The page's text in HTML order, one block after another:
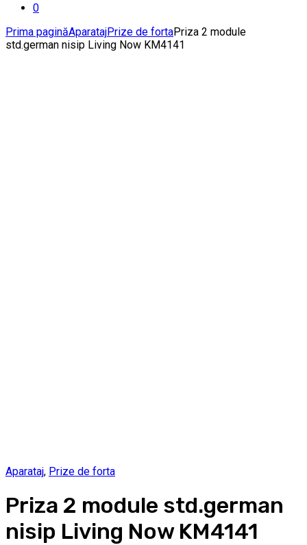
0
Prima paginăAparatajPrize de fortaPriza 2 module
std.german nisip Living Now KM4141
Aparataj, Prize de forta
Priza 2 module std.german
nisip Living Now KM4141